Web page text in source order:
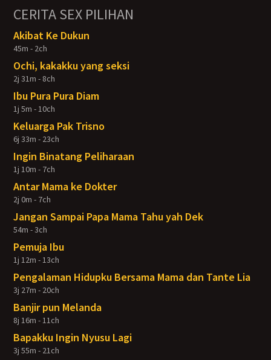
CERITA SEX PILIHAN
Akibat Ke Dukun
45m - 2ch
Ochi, kakakku yang seksi
2j 31m - 8ch
Ibu Pura Pura Diam
1j 5m - 10ch
Keluarga Pak Trisno
6j 33m - 23ch
Ingin Binatang Peliharaan
1j 10m - 7ch
Antar Mama ke Dokter
2j 0m - 7ch
Jangan Sampai Papa Mama Tahu yah Dek
54m - 3ch
Pemuja Ibu
1j 12m - 13ch
Pengalaman Hidupku Bersama Mama dan Tante Lia
3j 27m - 20ch
Banjir pun Melanda
8j 16m - 11ch
Bapakku Ingin Nyusu Lagi
3j 55m - 21ch